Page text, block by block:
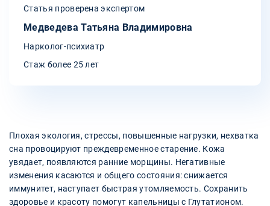
Статья проверена экспертом
Медведева Татьяна Владимировна
Нарколог-психиатр
Стаж более 25 лет
Плохая экология, стрессы, повышенные нагрузки, нехватка
сна провоцируют преждевременное старение. Кожа
увядает, появляются ранние морщины. Негативные
изменения касаются и общего состояния: снижается
иммунитет, наступает быстрая утомляемость. Сохранить
здоровье и красоту помогут капельницы с Глутатионом.